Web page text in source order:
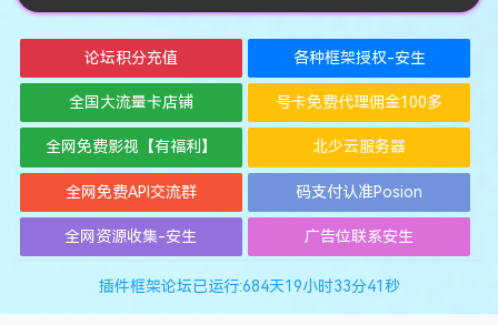
论坛积分充值 各种框架授权-安生
全国大流量卡店铺 号卡免费代理佣金100多
全网免费影视【有福利】 北少云服务器
全网免费API交流群 码支付认准Posion
全网资源收集-安生 广告位联系安生
插件框架论坛已运行:684天19小时33分42秒